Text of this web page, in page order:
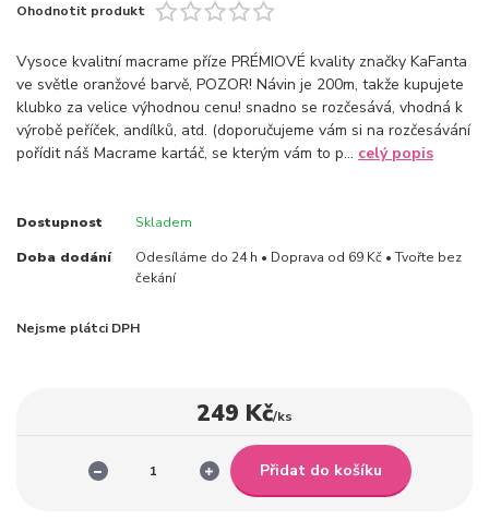
Ohodnotit produkt
Vysoce kvalitní macrame příze PRÉMIOVÉ kvality značky KaFanta
ve světle oranžové barvě, POZOR! Návin je 200m, takže kupujete
klubko za velice výhodnou cenu! snadno se rozčesává, vhodná k
výrobě peříček, andílků, atd. (doporučujeme vám si na rozčesávání
pořídit náš Macrame kartáč, se kterým vám to p... celý popis
Dostupnost Skladem
Doba dodání
Odesíláme do 24 h • Doprava od 69 Kč • Tvořte bez
čekání
Nejsme plátci DPH
249 Kč/ks
Přidat do košíku